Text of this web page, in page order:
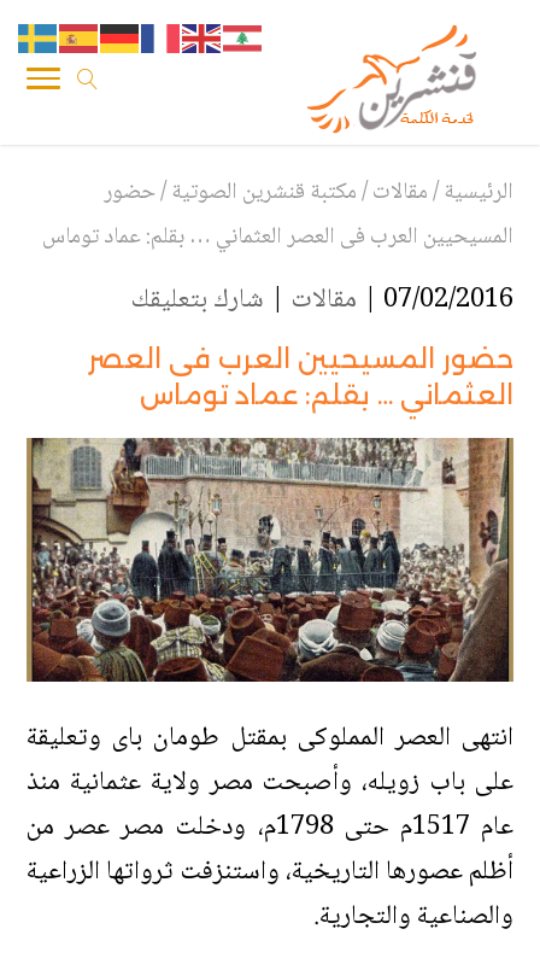
الرئيسية/مقالات/مكتبة قنشرين الصوتية/حضور
المسيحيين العرب فى العصر العثماني … بقلم: عماد توماس
07/02/2016 | مقالات | شارك بتعليقك
حضور المسيحيين العرب فى العصر
العثماني … بقلم: عماد توماس
انتهى العصر المملوكى بمقتل طومان باى وتعليقة
على باب زويله، وأصبحت مصر ولاية عثمانية منذ
عام 1517م حتى 1798م، ودخلت مصر عصر من
أظلم عصورها التاريخية، واستنزفت ثرواتها الزراعية
والصناعية والتجارية.